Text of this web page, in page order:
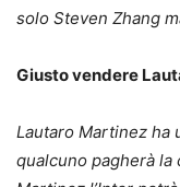
solo Steven Zhang
Giusto vendere
Lautaro Martinez ha
qualcuno pagherà